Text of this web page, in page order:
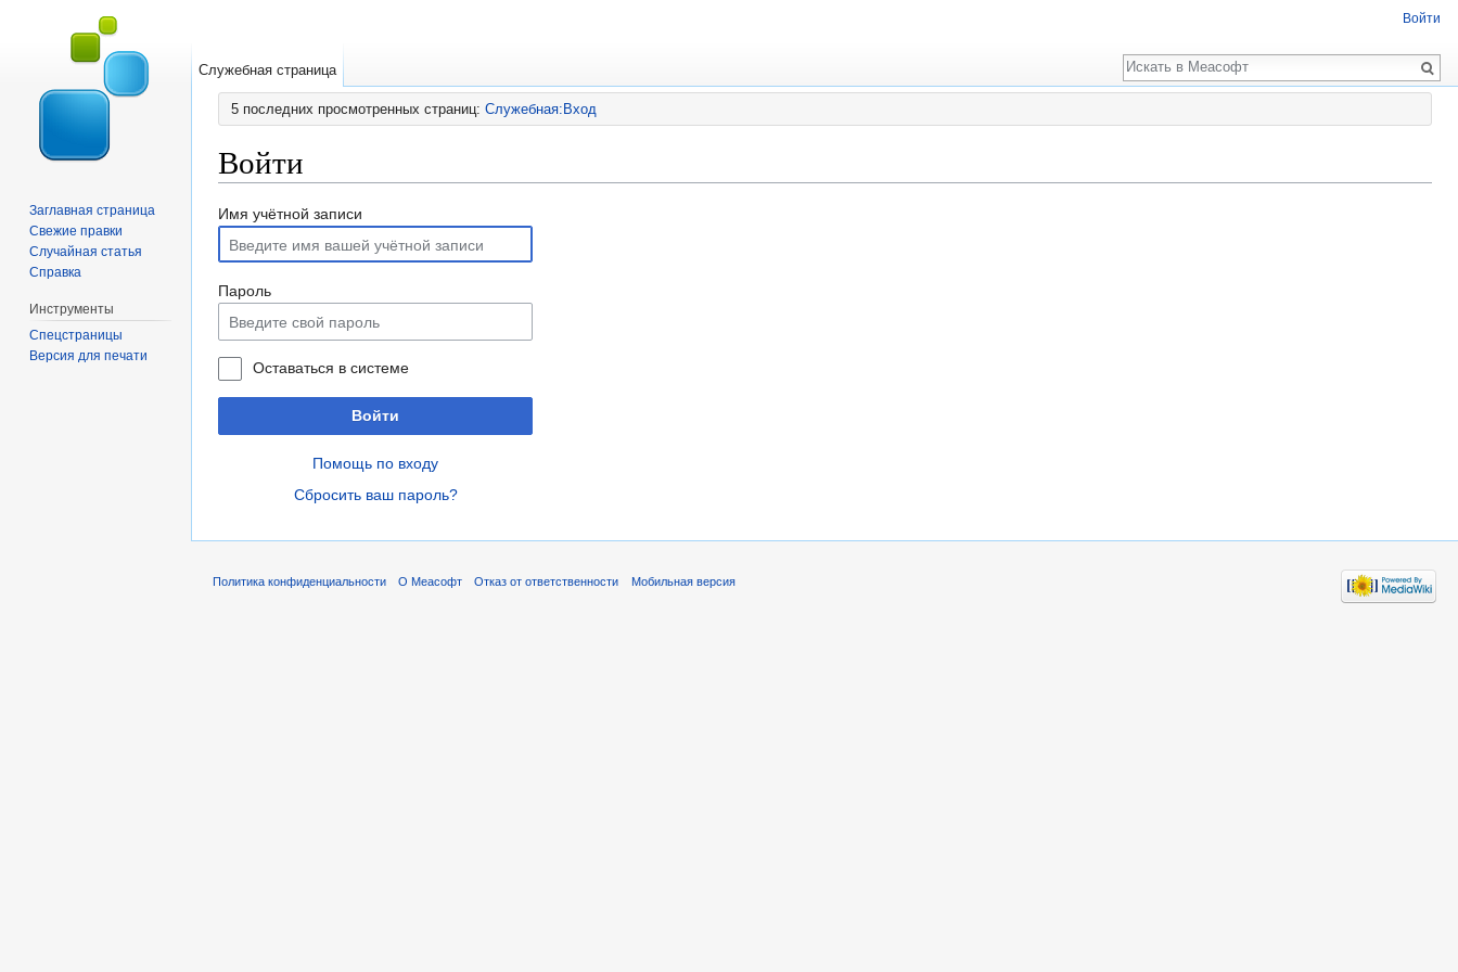
5 последних просмотренных страниц:Служебная:Вход
Войти
Имя учётной записи
Пароль
Оставаться в системе
Войти
Помощь по входу
Сбросить ваш пароль?
Войти
Служебная страница
Поиск
Заглавная страница
Свежие правки
Случайная статья
Справка
Инструменты
Спецстраницы
Версия для печати
Политика конфиденциальности О Меасофт Отказ от ответственности Мобильная версия